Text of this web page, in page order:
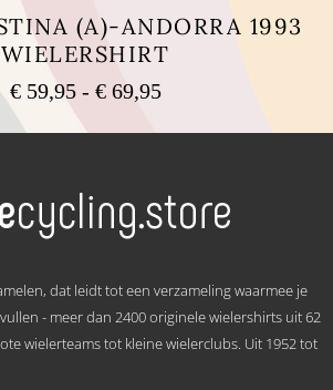
(A)-ANDORRA 1993
WIELERSHIRT
€59,95 - €69,95Prijsklasse:
tot
variaties.
Deze
gekozen
op
de
dat leidt tot een verzameling waarmee je
- meer dan 2400 originele wielershirts uit 62
wielerteams tot kleine wielerclubs. Uit 1952 tot